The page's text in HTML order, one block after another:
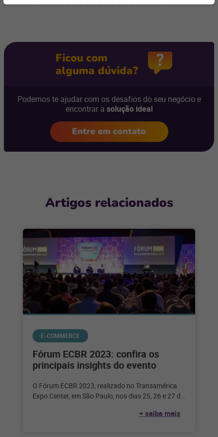
Ficou com
alguma dúvida?
Podemos te ajudar com os desafios do seu negócio e
encontrar a solução ideal
Entre em contato
Artigos relacionados
E-COMMERCE
Fórum ECBR 2023: confira os
principais insights do evento
O Fórum ECBR 2023, realizado no Transamérica
Expo Center, em São Paulo, nos dias 25, 26 e 27 de
+ saiba mais